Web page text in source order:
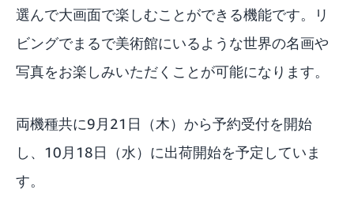
選んで大画面で楽しむことができる機能です。リ
ビングでまるで美術館にいるような世界の名画や
写真をお楽しみいただくことが可能になります。
両機種共に9月21日（木）から予約受付を開始
し、10月18日（水）に出荷開始を予定していま
す。